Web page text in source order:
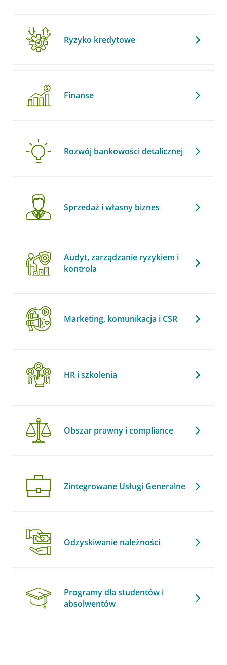
Ryzyko kredytowe
Finanse
Rozwój bankowości detalicznej
Sprzedaż i własny biznes
Audyt, zarządzanie ryzykiem i
kontrola
Marketing, komunikacja i CSR
HR i szkolenia
Obszar prawny i compliance
Zintegrowane Usługi Generalne
Odzyskiwanie należności
Programy dla studentów i
absolwentów